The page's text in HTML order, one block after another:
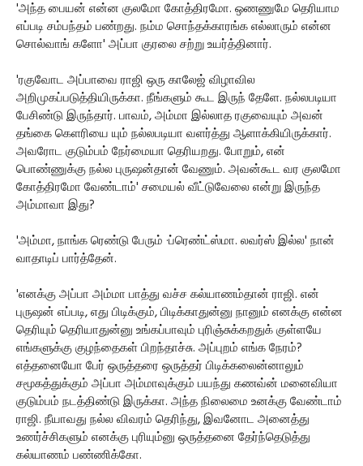
'அந்த பையன் என்ன குலமோ கோத்திரமோ. ஒணணுமே தெரியாம
எப்படி சம்பந்தம் பண்றது. நம்ம சொந்தக்காரங்க எல்லாரும் என்ன
சொல்வாங் களோ' அப்பா குரலை சற்று உயர்த்தினார்.
'ரகுவோட அப்பாவை ராஜி ஒரு காலேஜ் விழாவில
அறிமுகப்படுத்தியிருக்கா. நீங்களும் கூட இருந் தேளே. நல்லபடியா
பேசிண்டு இருந்தார். பாவம், அம்மா இல்லாத ரகுவையும் அவன்
தங்கை கெளரியை யும் நல்லபடியா வளர்த்து ஆளாக்கியிருக்கார்.
அவரோட குடும்பம் நேர்மையா தெரியறது. போறும், என்
பொண்ணுக்கு நல்ல புருஷன்தான் வேணும். அவன்கூட வர குலமோ
கோத்திரமோ வேண்டாம்' சமையல் வீட்டுவேலை என்று இருந்த
அம்மாவா இது?
'அம்மா, நாங்க ரெண்டு பேரும் ·ப்ரெண்ட்ஸ்மா. லவர்ஸ் இல்ல' நான்
வாதாடிப் பார்த்தேன்.
'எனக்கு அப்பா அம்மா பாத்து வச்ச கல்யாணம்தான் ராஜி. என்
புருஷன் எப்படி, எது பிடிக்கும், பிடிக்காதுன்னு நானும் எனக்கு என்ன
தெரியும் தெரியாதுன்னு உங்கப்பாவும் புரிஞ்சுக்கறதுக் குள்ளயே
எங்களுக்கு குழந்தைகள் பிறந்தாச்சு. அப்புறம் எங்க நேரம்?
எத்தனையோ பேர் ஒருத்தரை ஒருத்தர் பிடிக்கலைன்னாலும்
சமூகத்துக்கும் அப்பா அம்மாவுக்கும் பயந்து கணவ்ன் மனைவியா
குடும்பம் நடத்திண்டு இருக்கா. அந்த நிலைமை உனக்கு வேண்டாம்
ராஜி. நீயாவது நல்ல விவரம் தெரிந்து, இவனோட அனைத்து
உணர்ச்சிகளும் எனக்கு புரியும்னு ஒருத்தனை தேர்ந்தெடுத்து
கல்யாணம் பண்ணிக்கோ.